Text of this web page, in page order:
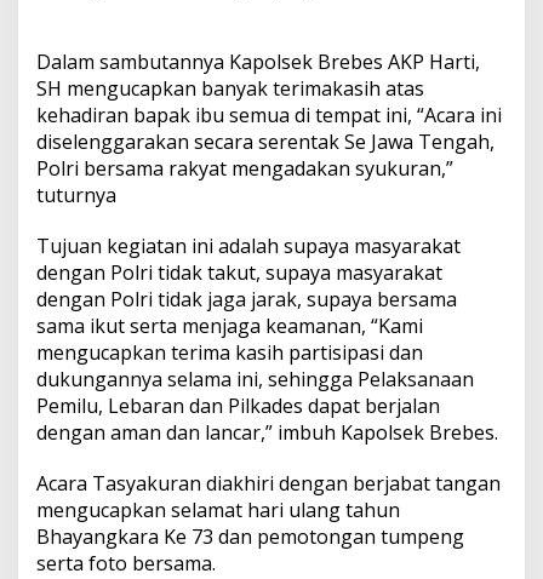
Dalam sambutannya Kapolsek Brebes AKP Harti,
SH mengucapkan banyak terimakasih atas
kehadiran bapak ibu semua di tempat ini, “Acara ini
diselenggarakan secara serentak Se Jawa Tengah,
Polri bersama rakyat mengadakan syukuran,”
tuturnya
Tujuan kegiatan ini adalah supaya masyarakat
dengan Polri tidak takut, supaya masyarakat
dengan Polri tidak jaga jarak, supaya bersama
sama ikut serta menjaga keamanan, “Kami
mengucapkan terima kasih partisipasi dan
dukungannya selama ini, sehingga Pelaksanaan
Pemilu, Lebaran dan Pilkades dapat berjalan
dengan aman dan lancar,” imbuh Kapolsek Brebes.
Acara Tasyakuran diakhiri dengan berjabat tangan
mengucapkan selamat hari ulang tahun
Bhayangkara Ke 73 dan pemotongan tumpeng
serta foto bersama.